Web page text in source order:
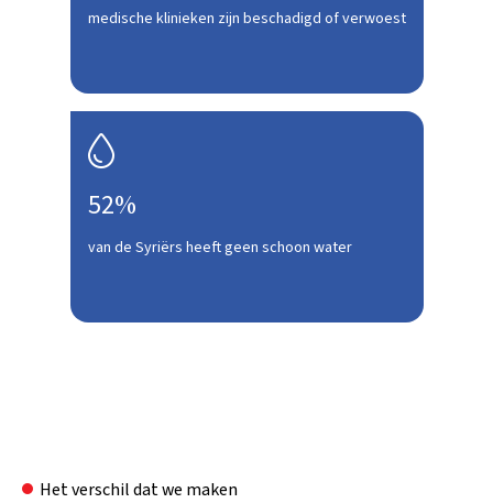
medische klinieken zijn beschadigd of verwoest

52%
van de Syriërs heeft geen schoon water
Het verschil dat we maken